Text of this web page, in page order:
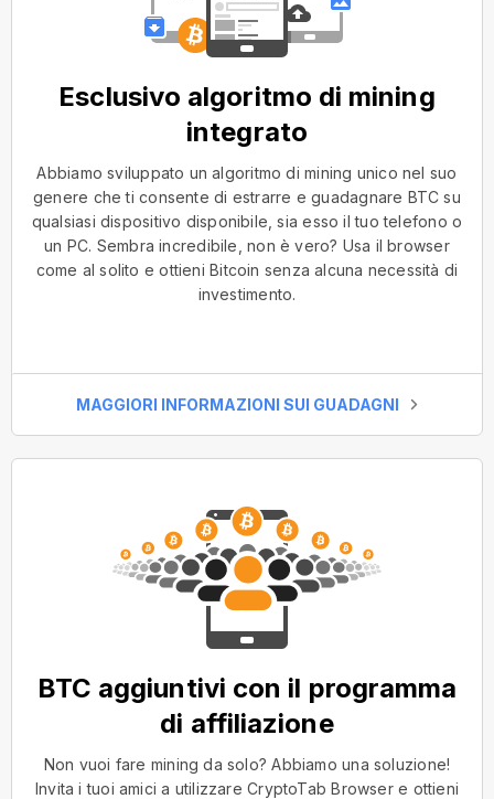
Esclusivo algoritmo di mining
integrato
Abbiamo sviluppato un algoritmo di mining unico nel suo
genere che ti consente di estrarre e guadagnare BTC su
qualsiasi dispositivo disponibile, sia esso il tuo telefono o
un PC. Sembra incredibile, non è vero? Usa il browser
come al solito e ottieni Bitcoin senza alcuna necessità di
investimento.
MAGGIORI INFORMAZIONI SUI GUADAGNI
BTC aggiuntivi con il programma
di affiliazione
Non vuoi fare mining da solo? Abbiamo una soluzione!
Invita i tuoi amici a utilizzare CryptoTab Browser e ottieni